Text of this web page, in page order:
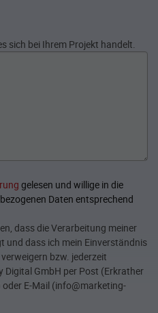
sich bei Ihrem Projekt handelt.
gelesen und willige in die
Daten entsprechend
dass die Verarbeitung meiner
und dass ich mein Einverständnis
bzw. jederzeit
Digital GmbH per Post (Erkrather
E-Mail (info@marketing-